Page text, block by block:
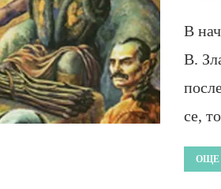
В
В.
се,
ОЩЕ